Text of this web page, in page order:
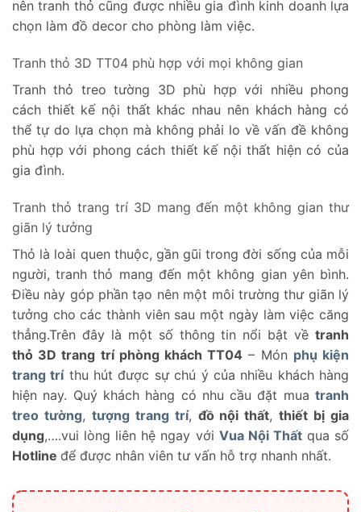
nên tranh thỏ cũng được nhiều gia đình kinh doanh lựa
chọn làm đồ decor cho phòng làm việc.
Tranh thỏ 3D TT04 phù hợp với mọi không gian
Tranh thỏ treo tường 3D phù hợp với nhiều phong
cách thiết kế nội thất khác nhau nên khách hàng có
thể tự do lựa chọn mà không phải lo về vấn đề không
phù hợp với phong cách thiết kế nội thất hiện có của
gia đình.
Tranh thỏ trang trí 3D mang đến một không gian thư
giãn lý tưởng
Thỏ là loài quen thuộc, gần gũi trong đời sống của mỗi
người, tranh thỏ mang đến một không gian yên bình.
Điều này góp phần tạo nên một môi trường thư giãn lý
tưởng cho các thành viên sau một ngày làm việc căng
thẳng.Trên đây là một số thông tin nổi bật về tranh
thỏ 3D trang trí phòng khách TT04 – Món phụ kiện
trang tríthu hút được sự chú ý của nhiều khách hàng
hiện nay. Quý khách hàng có nhu cầu đặt mua tranh
treo tường, tượng trang trí, đồ nội thất,thiết bị gia
dụng,….vui lòng liên hệ ngay với Vua Nội Thấtqua số
Hotline để được nhân viên tư vấn hỗ trợ nhanh nhất.